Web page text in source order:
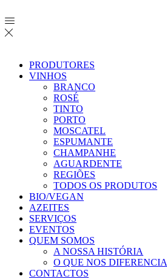
PRODUTORES
VINHOS
BRANCO
ROSÉ
TINTO
PORTO
MOSCATEL
ESPUMANTE
CHAMPANHE
AGUARDENTE
REGIÕES
TODOS OS PRODUTOS
BIO/VEGAN
AZEITES
SERVIÇOS
EVENTOS
QUEM SOMOS
A NOSSA HISTÓRIA
O QUE NOS DIFERENCIA
CONTACTOS